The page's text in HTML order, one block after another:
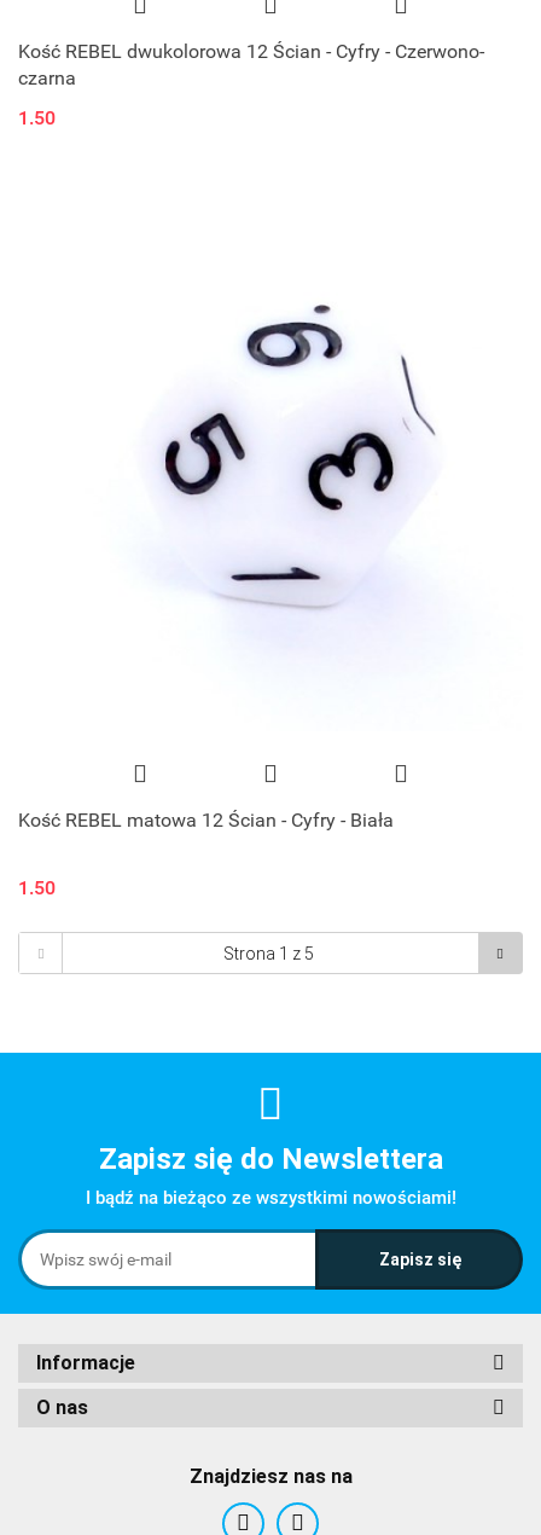
Kość REBEL dwukolorowa 12 Ścian - Cyfry - Czerwono-
czarna
1.50
Kość REBEL matowa 12 Ścian - Cyfry - Biała
1.50
Zapisz się do Newslettera
I bądź na bieżąco ze wszystkimi nowościami!
Informacje
O nas
Znajdziesz nas na